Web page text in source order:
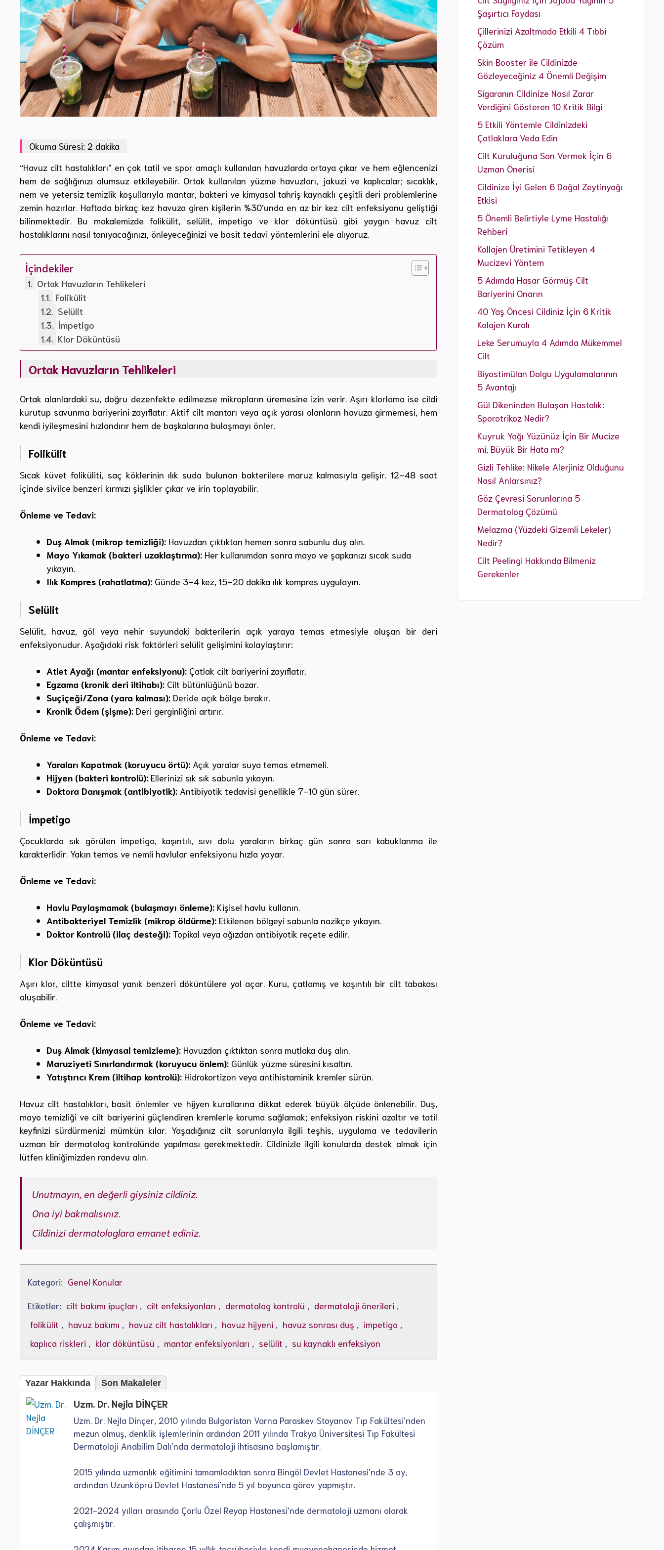
Eksozom Uygulamaları
Göz Çevresi Morluk Tedavisi
“Havuz cilt hastalıkları” en çok tatil ve spor amaçlı kullanılan havuzlarda ortaya çıkar ve hem eğlencenizi
hem de sağlığınızı olumsuz etkileyebilir. Ortak kullanılan yüzme havuzları, jakuzi ve kaplıcalar; sıcaklık,
nem ve yetersiz temizlik koşullarıyla mantar, bakteri ve kimyasal tahriş kaynaklı çeşitli deri problemlerine
zemin hazırlar. Haftada birkaç kez havuza giren kişilerin %30’unda en az bir kez cilt enfeksiyonu geliştiği
bilinmektedir. Bu makalemizde folikülit, selülit, impetigo ve klor döküntüsü gibi yaygın havuz cilt
hastalıklarını nasıl tanıyacağınızı, önleyeceğinizi ve basit tedavi yöntemlerini ele alıyoruz.
İçindekiler
Ortak Havuzların Tehlikeleri
Folikülit
Selülit
İmpetigo
Klor Döküntüsü
Ortak Havuzların Tehlikeleri
Ortak alanlardaki su, doğru dezenfekte edilmezse mikropların üremesine izin verir. Aşırı klorlama ise cildi
kurutup savunma bariyerini zayıflatır. Aktif cilt mantarı veya açık yarası olanların havuza girmemesi, hem
kendi iyileşmesini hızlandırır hem de başkalarına bulaşmayı önler.
Folikülit
Sıcak küvet foliküliti, saç köklerinin ılık suda bulunan bakterilere maruz kalmasıyla gelişir. 12–48 saat
içinde sivilce benzeri kırmızı şişlikler çıkar ve irin toplayabilir.
Önleme ve Tedavi:
Duş Almak (mikrop temizliği): Havuzdan çıktıktan hemen sonra sabunlu duş alın.
Mayo Yıkamak (bakteri uzaklaştırma): Her kullanımdan sonra mayo ve şapkanızı sıcak suda
yıkayın.
Ilık Kompres (rahatlatma): Günde 3–4 kez, 15–20 dakika ılık kompres uygulayın.
Selülit
Selülit, havuz, göl veya nehir suyundaki bakterilerin açık yaraya temas etmesiyle oluşan bir deri
enfeksiyonudur. Aşağıdaki risk faktörleri selülit gelişimini kolaylaştırır:
Atlet Ayağı (mantar enfeksiyonu): Çatlak cilt bariyerini zayıflatır.
Egzama (kronik deri iltihabı): Cilt bütünlüğünü bozar.
Suçiçeği/Zona (yara kalması): Deride açık bölge bırakır.
Kronik Ödem (şişme): Deri gerginliğini artırır.
Önleme ve Tedavi:
Yaraları Kapatmak (koruyucu örtü): Açık yaralar suya temas etmemeli.
Hijyen (bakteri kontrolü): Ellerinizi sık sık sabunla yıkayın.
Doktora Danışmak (antibiyotik): Antibiyotik tedavisi genellikle 7–10 gün sürer.
İmpetigo
Çocuklarda sık görülen impetigo, kaşıntılı, sıvı dolu yaraların birkaç gün sonra sarı kabuklanma ile
karakterlidir. Yakın temas ve nemli havlular enfeksiyonu hızla yayar.
Önleme ve Tedavi:
Havlu Paylaşmamak (bulaşmayı önleme): Kişisel havlu kullanın.
Antibakteriyel Temizlik (mikrop öldürme): Etkilenen bölgeyi sabunla nazikçe yıkayın.
Doktor Kontrolü (ilaç desteği): Topikal veya ağızdan antibiyotik reçete edilir.
Klor Döküntüsü
Aşırı klor, ciltte kimyasal yanık benzeri döküntülere yol açar. Kuru, çatlamış ve kaşıntılı bir cilt tabakası
oluşabilir.
Önleme ve Tedavi:
Duş Almak (kimyasal temizleme): Havuzdan çıktıktan sonra mutlaka duş alın.
Maruziyeti Sınırlandırmak (koruyucu önlem): Günlük yüzme süresini kısaltın.
Yatıştırıcı Krem (iltihap kontrolü): Hidrokortizon veya antihistaminik kremler sürün.
Havuz cilt hastalıkları, basit önlemler ve hijyen kurallarına dikkat ederek büyük ölçüde önlenebilir. Duş,
mayo temizliği ve cilt bariyerini güçlendiren kremlerle koruma sağlamak; enfeksiyon riskini azaltır ve tatil
keyfinizi sürdürmenizi mümkün kılar. Yaşadığınız cilt sorunlarıyla ilgili teşhis, uygulama ve tedavilerin
uzman bir dermatolog kontrolünde yapılması gerekmektedir. Cildinizle ilgili konularda destek almak için
lütfen kliniğimizden randevu alın.
Unutmayın, en değerli giysiniz cildiniz.
Ona iyi bakmalısınız.
Cildinizi dermatologlara emanet ediniz.
Kategori: Genel Konular
Etiketler: cilt bakımı ipuçları , cilt enfeksiyonları , dermatolog kontrolü , dermatoloji önerileri ,
folikülit , havuz bakımı , havuz cilt hastalıkları , havuz hijyeni , havuz sonrası duş , impetigo ,
kaplıca riskleri , klor döküntüsü , mantar enfeksiyonları , selülit , su kaynaklı enfeksiyon
Yazar Hakkında Son Makaleler
Uzm. Dr. Nejla DİNÇER
Uzm. Dr. Nejla Dinçer, 2010 yılında Bulgaristan Varna Paraskev Stoyanov Tıp Fakültesi’nden
mezun olmuş, denklik işlemlerinin ardından 2011 yılında Trakya Üniversitesi Tıp Fakültesi
Dermatoloji Anabilim Dalı’nda dermatoloji ihtisasına başlamıştır.
2015 yılında uzmanlık eğitimini tamamladıktan sonra Bingöl Devlet Hastanesi’nde 3 ay,
ardından Uzunköprü Devlet Hastanesi’nde 5 yıl boyunca görev yapmıştır.
2021-2024 yılları arasında Çorlu Özel Reyap Hastanesi’nde dermatoloji uzmanı olarak
çalışmıştır.
Şaşırtıcı Faydası
Çillerinizi Azaltmada Etkili 4 Tıbbi
Çözüm
Skin Booster ile Cildinizde
Gözleyeceğiniz 4 Önemli Değişim
Sigaranın Cildinize Nasıl Zarar
Verdiğini Gösteren 10 Kritik Bilgi
5 Etkili Yöntemle Cildinizdeki
Çatlaklara Veda Edin
Cilt Kuruluğuna Son Vermek İçin 6
Uzman Önerisi
Cildinize İyi Gelen 6 Doğal Zeytinyağı
Etkisi
5 Önemli Belirtiyle Lyme Hastalığı
Rehberi
Kollajen Üretimini Tetikleyen 4
Mucizevi Yöntem
5 Adımda Hasar Görmüş Cilt
Bariyerini Onarın
40 Yaş Öncesi Cildiniz İçin 6 Kritik
Kolajen Kuralı
Leke Serumuyla 4 Adımda Mükemmel
Cilt
Biyostimülan Dolgu Uygulamalarının
5 Avantajı
Gül Dikeninden Bulaşan Hastalık:
Sporotrikoz Nedir?
Kuyruk Yağı Yüzünüz İçin Bir Mucize
mi, Büyük Bir Hata mı?
Gizli Tehlike: Nikele Alerjiniz Olduğunu
Nasıl Anlarsınız?
Göz Çevresi Sorunlarına 5
Dermatolog Çözümü
Melazma (Yüzdeki Gizemli Lekeler)
Nedir?
Cilt Peelingi Hakkında Bilmeniz
Gerekenler